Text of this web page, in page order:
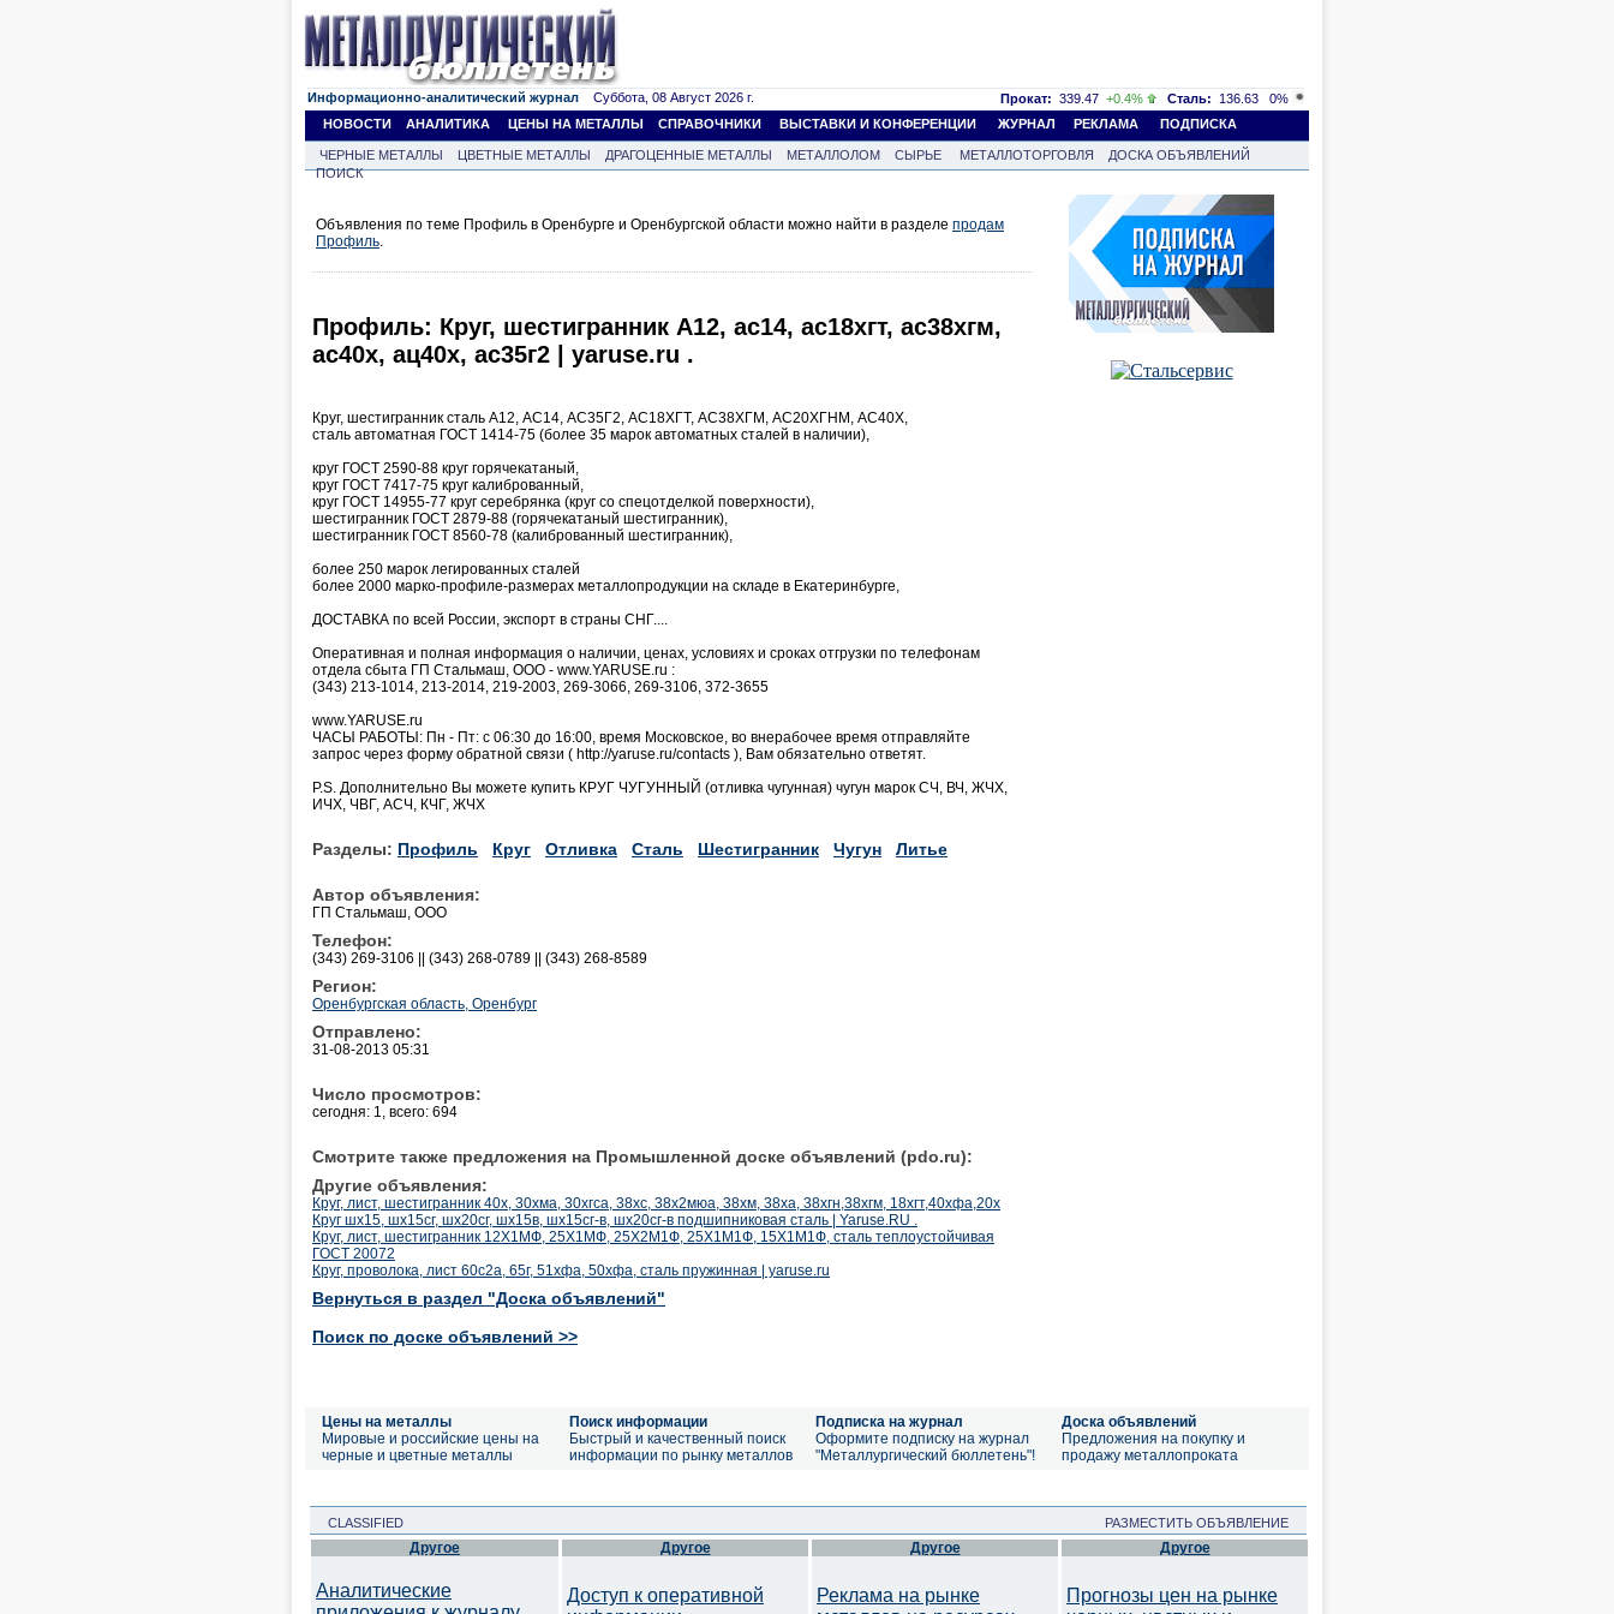
Информационно-аналитический журнал Суббота, 08 Август 2026 г. Прокат: 339.47 +0.4% Сталь: 136.63
0%
НОВОСТИ
АНАЛИТИКА ЦЕНЫ НА МЕТАЛЛЫ СПРАВОЧНИКИ ВЫСТАВКИ И КОНФЕРЕНЦИИ ЖУРНАЛ РЕКЛАМА ПОДПИСКА
ЧЕРНЫЕ МЕТАЛЛЫ ЦВЕТНЫЕ МЕТАЛЛЫ ДРАГОЦЕННЫЕ МЕТАЛЛЫ МЕТАЛЛОЛОМ СЫРЬЕ МЕТАЛЛОТОРГОВЛЯ
ДОСКА ОБЪЯВЛЕНИЙ
ПОИСК
Объявления по теме Профиль в Оренбурге и Оренбургской области можно найти в разделе продам
Профиль.
Профиль: Круг, шестигранник А12, ас14, ас18хгт, ас38хгм,
ас40х, ац40х, ас35г2 | yaruse.ru .
Круг, шестигранник сталь А12, АС14, АС35Г2, АС18ХГТ, АС38ХГМ, АС20ХГНМ, АС40Х,
сталь автоматная ГОСТ 1414-75 (более 35 марок автоматных сталей в наличии),
круг ГОСТ 2590-88 круг горячекатаный,
круг ГОСТ 7417-75 круг калиброванный,
круг ГОСТ 14955-77 круг серебрянка (круг со спецотделкой поверхности),
шестигранник ГОСТ 2879-88 (горячекатаный шестигранник),
шестигранник ГОСТ 8560-78 (калиброванный шестигранник),
более 250 марок легированных сталей
более 2000 марко-профиле-размерах металлопродукции на складе в Екатеринбурге,
ДОСТАВКА по всей России, экспорт в страны СНГ....
Оперативная и полная информация о наличии, ценах, условиях и сроках отгрузки по телефонам
отдела сбыта ГП Стальмаш, ООО - www.YARUSE.ru :
(343) 213-1014, 213-2014, 219-2003, 269-3066, 269-3106, 372-3655
www.YARUSE.ru
ЧАСЫ РАБОТЫ: Пн - Пт: с 06:30 до 16:00, время Московское, во внерабочее время отправляйте
запрос через форму обратной связи ( http://yaruse.ru/contacts ), Вам обязательно ответят.
P.S. Дополнительно Вы можете купить КРУГ ЧУГУННЫЙ (отливка чугунная) чугун марок СЧ, ВЧ, ЖЧХ,
ИЧХ, ЧВГ, АСЧ, КЧГ, ЖЧХ
Разделы: Профиль Круг Отливка Сталь Шестигранник Чугун Литье
Автор объявления:
ГП Стальмаш, ООО
Телефон:
(343) 269-3106 || (343) 268-0789 || (343) 268-8589
Регион:
Оренбургская область, Оренбург
Отправлено:
31-08-2013 05:31
Число просмотров:
сегодня: 1, всего: 694
Смотрите также предложения на Промышленной доске объявлений (pdo.ru):
Другие объявления:
Круг, лист, шестигранник 40х, 30хма, 30хгса, 38хс, 38х2мюа, 38хм, 38ха, 38хгн,38хгм, 18хгт,40хфа,20х
Круг шх15, шх15сг, шх20сг, шх15в, шх15сг-в, шх20сг-в подшипниковая сталь | Yaruse.RU .
Круг, лист, шестигранник 12Х1МФ, 25Х1МФ, 25Х2М1Ф, 25Х1М1Ф, 15Х1М1Ф, сталь теплоустойчивая
ГОСТ 20072
Круг, проволока, лист 60с2а, 65г, 51хфа, 50хфа, сталь пружинная | yaruse.ru
Вернуться в раздел "Доска объявлений"
Поиск по доске объявлений >>
Цены на металлы
Мировые и российские цены на
черные и цветные металлы
Поиск информации
Быстрый и качественный поиск
информации по рынку металлов
Подписка на журнал
Оформите подписку на журнал
"Металлургический бюллетень"!
Доска объявлений
Предложения на покупку и
продажу металлопроката
CLASSIFIED РАЗМЕСТИТЬ ОБЪЯВЛЕНИЕ
Другое
Аналитические
Другое
Доступ к оперативной
Другое
Реклама на рынке
Другое
Прогнозы цен на рынке